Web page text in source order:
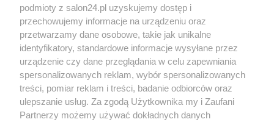
Społeczeństwo
Kultura
X Facebook Instagram Youtube
podmioty z salon24.pl uzyskujemy dostęp i
przechowujemy informacje na urządzeniu oraz
przetwarzamy dane osobowe, takie jak unikalne
identyfikatory, standardowe informacje wysyłane przez
urządzenie czy dane przeglądania w celu zapewniania
spersonalizowanych reklam, wybór spersonalizowanych
treści, pomiar reklam i treści, badanie odbiorców oraz
ulepszanie usług. Za zgodą Użytkownika my i Zaufani
Partnerzy możemy używać dokładnych danych